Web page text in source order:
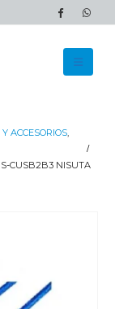
ACCESORIOS,
CUSB2B3 NISUTA